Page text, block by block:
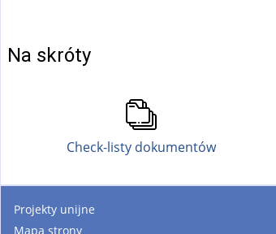
Na skróty
Check-listy dokumentów
Projekty unijne
Mapa strony